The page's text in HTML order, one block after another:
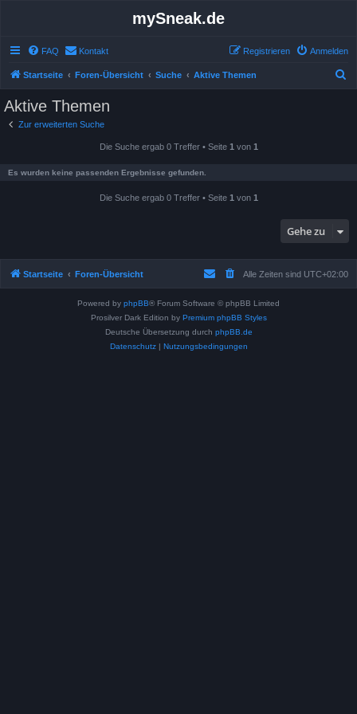
mySneak.de
FAQ Kontakt Anmelden
Registrieren
Startseite Foren-Übersicht Suche Aktive Themen
Aktive Themen
Zur erweiterten Suche
Die Suche ergab 0 Treffer • Seite 1 von 1
Es wurden keine passenden Ergebnisse gefunden.
Die Suche ergab 0 Treffer • Seite 1 von 1
Gehe zu
Startseite Foren-Übersicht Alle Zeiten sind UTC+02:00
Powered by phpBB® Forum Software © phpBB Limited
Prosilver Dark Edition by Premium phpBB Styles
Deutsche Übersetzung durch phpBB.de
Datenschutz| Nutzungsbedingungen